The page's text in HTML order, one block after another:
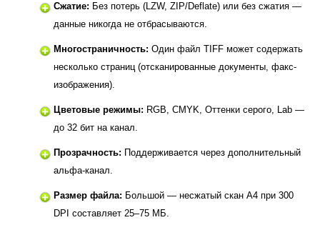
Сжатие: Без потерь (LZW, ZIP/Deflate) или без сжатия —
данные никогда не отбрасываются.
Многостраничность: Один файл TIFF может содержать
несколько страниц (отсканированные документы, факс-
изображения).
Цветовые режимы: RGB, CMYK, Оттенки серого, Lab —
до 32 бит на канал.
Прозрачность: Поддерживается через дополнительный
альфа-канал.
Размер файла: Большой — несжатый скан A4 при 300
DPI составляет 25–75 МБ.